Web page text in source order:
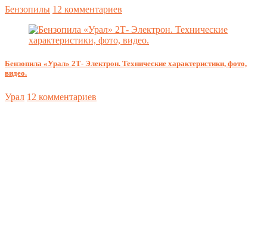
Бензопилы 12 комментариев
Бензопила «Урал» 2Т- Электрон. Технические характеристики, фото,
видео.
Урал 12 комментариев